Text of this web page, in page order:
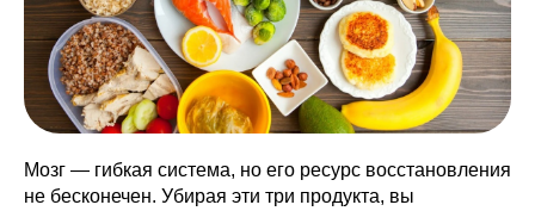
Мозг — гибкая система, но его ресурс восстановления
не бесконечен. Убирая эти три продукта, вы